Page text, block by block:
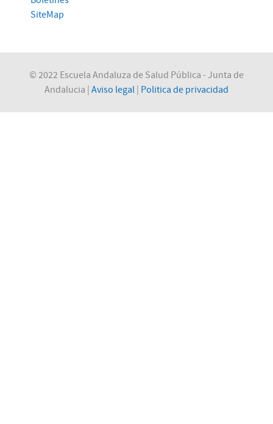
SiteMap
© 2022 Escuela Andaluza de Salud Pública - Junta de
Andalucia | Aviso legal Politica de privacidad